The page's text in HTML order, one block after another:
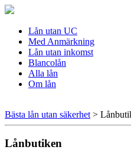
Lån utan UC
Med Anmärkning
Lån utan inkomst
Blancolån
Alla lån
Om lån
Bästa lån utan säkerhet >
Lånbutiken